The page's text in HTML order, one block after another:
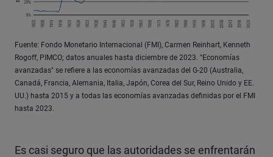
Fuente: Fondo Monetario Internacional (FMI), Carmen Reinhart, Kenneth
Rogoff, PIMCO; datos anuales hasta diciembre de 2023. "Economías
avanzadas" se refiere a las economías avanzadas del G-20 (Australia,
Canadá, Francia, Alemania, Italia, Japón, Corea del Sur, Reino Unido y EE.
UU.) hasta 2015 y a todas las economías avanzadas definidas por el FMI
hasta 2023.
Es casi seguro que las autoridades se enfrentarán